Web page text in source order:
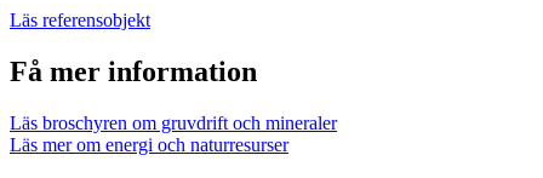
Läs referensobjekt
Få mer information
Läs broschyren om gruvdrift och mineraler
Läs mer om energi och naturresurser